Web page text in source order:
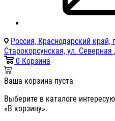
Россия, Краснодарский край,
Старокорсунская, ул.
0 Корзина
Ваша корзина пуста
Выберите в каталоге
«В корзину».